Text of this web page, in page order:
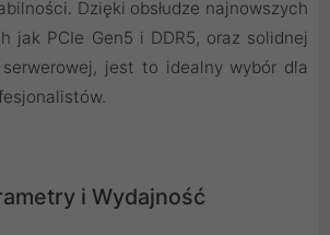
Dzięki obsłudze najnowszych
jak PCIe Gen5 i DDR5, oraz solidnej
jest to idealny wybór dla
i Wydajność